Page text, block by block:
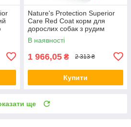
Nature's Protection Superior
Care Red Coat корм для
дорослих собак з рудим
відтінком вовни, 4 кг
В наявності
1 966,05 ₴ 2 313 ₴
Купити
ще